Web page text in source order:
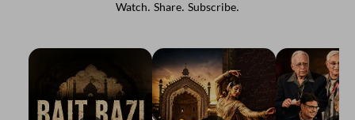
Watch. Share. Subscribe.